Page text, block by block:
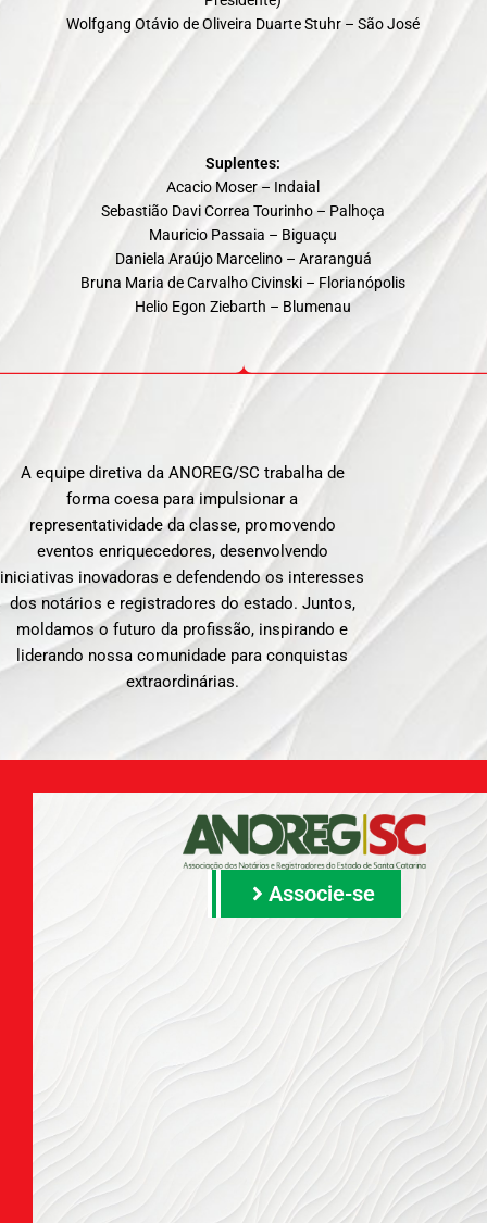
Wolfgang Otávio de Oliveira Duarte Stuhr – São José
Suplentes:
Acacio Moser – Indaial
Sebastião Davi Correa Tourinho – Palhoça
Mauricio Passaia – Biguaçu
Daniela Araújo Marcelino – Araranguá
Bruna Maria de Carvalho Civinski – Florianópolis
Helio Egon Ziebarth – Blumenau
A equipe diretiva da ANOREG/SC trabalha de
forma coesa para impulsionar a
representatividade da classe, promovendo
eventos enriquecedores, desenvolvendo
iniciativas inovadoras e defendendo os interesses
dos notários e registradores do estado. Juntos,
moldamos o futuro da profissão, inspirando e
liderando nossa comunidade para conquistas
extraordinárias.
Associe-se